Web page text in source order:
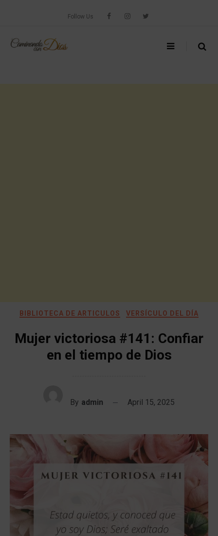
Follow Us
BIBLIOTECA DE ARTICULOS VERSÍCULO DEL DÍA
Mujer victoriosa #141: Confiar
en el tiempo de Dios
By admin April 15, 2025